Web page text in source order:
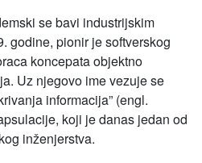
se bavi industrijskim
godine, pionir je softverskog
koncepata objektno
Uz njegovo ime vezuje se
informacija” (engl.
koji je danas jedan od
inženjerstva.